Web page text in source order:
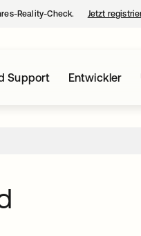
Reality-Check. Jetzt
Support Entwickler